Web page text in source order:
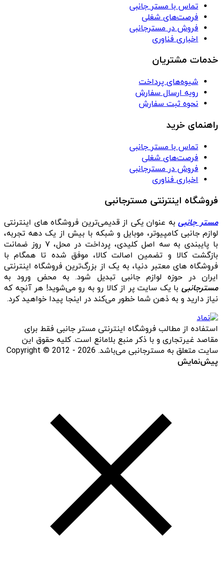
تماس با مستر جانبی
فرصت‌های شغلی
فروش در مسترجانبی
اخباری فناوری
خدمات مشتریان
شیوه‌های پرداخت
رویه ارسال سفارش
نحوه ثبت سفارش
راهنمای خرید
تماس با مستر جانبی
فرصت‌های شغلی
فروش در مسترجانبی
اخباری فناوری
فروشگاه اینترنتی مسترجانبی
مستر جانبیبه عنوان یکی از قدیمی‌ترین فروشگاه های اینترنتی
لوازم جانبی کامپیوتر، موبایل و شبکه با بیش از یک دهه تجربه،
با پایبندی به سه اصل کلیدی، پرداخت در محل، ۷ روز ضمانت
بازگشت کالا و تضمین اصالت کالا، موفق شده تا همگام با
فروشگاه‌ های معتبر دنیا، به یک از بزرگ‌ترین فروشگاه اینترنتی
ایران در حوزه لوازم جانبی تبدیل شود. به محض ورود به
مسترجانبی با یک سایت پر از کالا رو به رو می‌شوید! هر آنچه که
نیاز دارید و به ذهن شما خطور می‌کند در اینجا پیدا خواهید کرد.
استفاده از مطالب فروشگاه اینترنتی مستر جانبی فقط برای
مقاصد غیرتجاری و با ذکر منبع بلامانع است. کلیه حقوق این
سایت متعلق به مسترجانبی می‌باشد. Copyright © 2012 - 2026
پیش‌نمایش